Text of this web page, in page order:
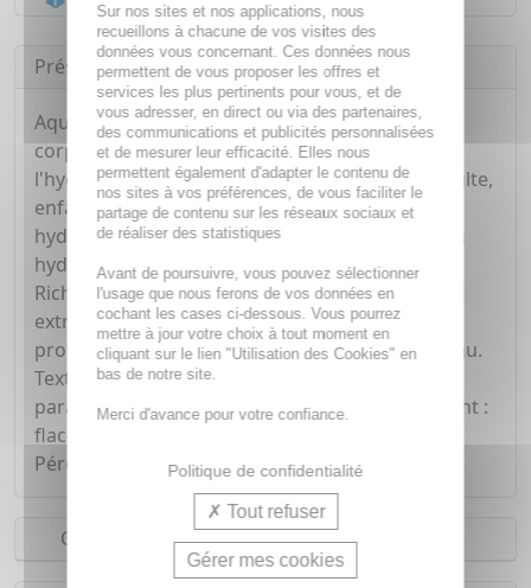
Présentation
Aquareva Hydrastim 4C de Noreva est un lait
corporel hydratant 24h recommandé pour
l'hydratation des peaux déshydratées chez l'adulte,
enfant et bébé. Concentré au complexe
hydroessentiel et hydrastim 4C (limite les pertes
hydriques et stimule les facteurs d'hydratation).
Riche en minéraux et oligoéléments, enrichi en
extrait de fleur de coton. Soin réparateur et
protecteur, apporte fraîcheur et confort à la peau.
Texture fluide, pénètre instantanément. Sans
paraben, sans phénoxyéthanol. Conditionnement :
flacon pompe plastique.
Péremption après ouverture : 9 mois.
Conseils d'utilisation
Sur nos sites et nos applications, nous
recueillons à chacune de vos visites des
données vous concernant. Ces données nous
permettent de vous proposer les offres et
services les plus pertinents pour vous, et de
vous adresser, en direct ou via des partenaires,
des communications et publicités personnalisées
et de mesurer leur efficacité. Elles nous
permettent également d'adapter le contenu de
nos sites à vos préférences, de vous faciliter le
partage de contenu sur les réseaux sociaux et
de réaliser des statistiques
Avant de poursuivre, vous pouvez sélectionner
l'usage que nous ferons de vos données en
cochant les cases ci-dessous. Vous pourrez
mettre à jour votre choix à tout moment en
cliquant sur le lien "Utilisation des Cookies" en
bas de notre site.
Merci d'avance pour votre confiance.
Politique de confidentialité
Tout refuser
Gérer mes cookies